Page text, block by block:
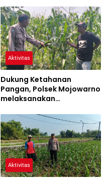
Aktivitas
Dukung Ketahanan
Pangan, Polsek Mojowarno
melaksanakan
Jagung
Aktivitas